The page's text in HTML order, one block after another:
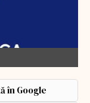
în Google